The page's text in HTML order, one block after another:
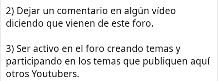
2) Dejar un comentario en algún vídeo
diciendo que vienen de este foro.
3) Ser activo en el foro creando temas y
participando en los temas que publiquen aquí
otros Youtubers.